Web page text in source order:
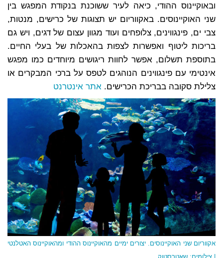
ובאוקיינוס ההודי, כיאה לעיר ששוכנת בנקודת המפגש בין
שני האוקיינוסים. באקווריום יש תצוגות של כרישים, מנטות,
צבי ים, פינגווינים, צלופחים ועוד מגוון עצום של דגים, ויש גם
בריכות ליטוף ואפשרות לצפות בהאכלות של בעלי החיים.
בתוספת תשלום, אפשר לחוות ריגושים מיוחדים כמו מפגש
אינטימי עם פינגווינים הנוהגים לטפס על ברכי המבקרים או
צלילת סקובה בבריכת הכרישים. אתר אינטרנט
אקווריום שני האוקיינוסים. יצורים ימיים מהאוקיינוס ההודי ומהאוקיינוס האטלנטי